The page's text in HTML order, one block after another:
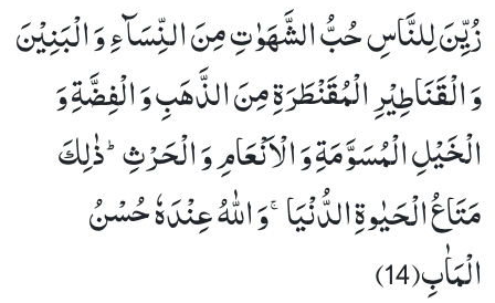
زُیِّنَ لِلنَّاسِ حُبُّ الشَّهَوٰتِ مِنَ النِّسَآءِ وَ الْبَنِیْنَ
وَ الْقَنَاطِیْرِ الْمُقَنْطَرَةِ مِنَ الذَّهَبِ وَ الْفِضَّةِ وَ
الْخَیْلِ الْمُسَوَّمَةِ وَ الْاَنْعَامِ وَ الْحَرْثِؕ-ذٰلِكَ
مَتَاعُ الْحَیٰوةِ الدُّنْیَاۚ-وَ اللّٰهُ عِنْدَهٗ حُسْنُ
الْمَاٰبِ(14)